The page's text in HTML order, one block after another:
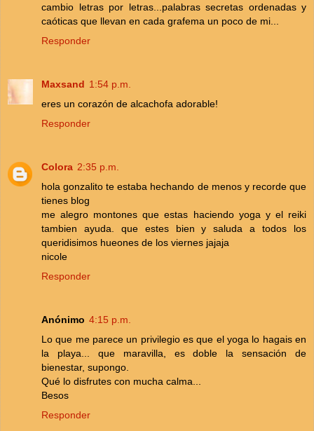
cambio letras por letras...palabras secretas ordenadas y
caóticas que llevan en cada grafema un poco de mi...
Responder
Maxsand 1:54 p.m.
eres un corazón de alcachofa adorable!
Responder
Colora 2:35 p.m.
hola gonzalito te estaba hechando de menos y recorde que
tienes blog
me alegro montones que estas haciendo yoga y el reiki
tambien ayuda. que estes bien y saluda a todos los
queridisimos hueones de los viernes jajaja
nicole
Responder
Anónimo 4:15 p.m.
Lo que me parece un privilegio es que el yoga lo hagais en
la playa... que maravilla, es doble la sensación de
bienestar, supongo.
Qué lo disfrutes con mucha calma...
Besos
Responder